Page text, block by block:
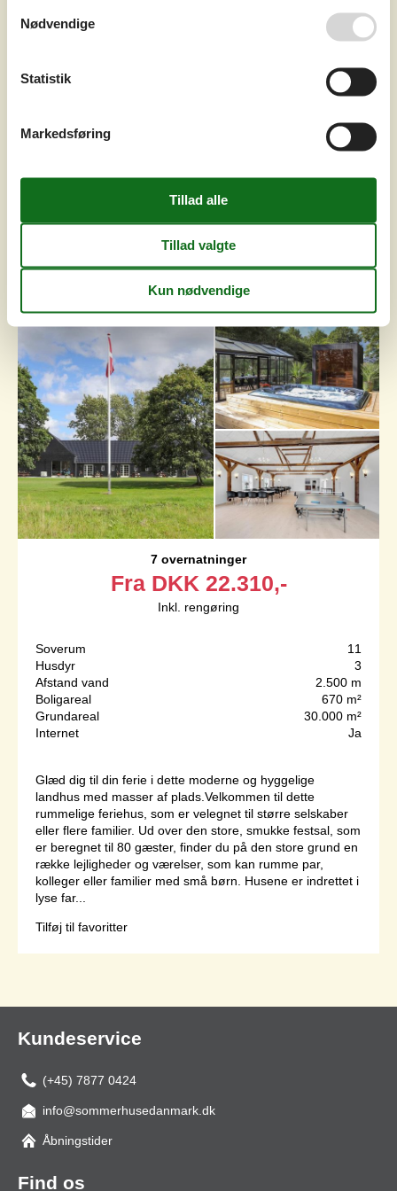
I dejlig landlig idyl ligger dette hyggelige landsted med
tilhørende aktivitetsrum på en dejlig, opvokset stor
aktivitetsrummet kan I dyste ved poolbordet i airhockey
på landstedet li...
Blåhøjvej - Filskov - 7200 - Grindsted
Emne nr.:130-P85095
7 overnatninger
Fra DKK 22.310,-
Inkl. rengøring
Soverum
11
Husdyr
3
Afstand vand
2.500 m
Boligareal
670 m²
Grundareal
30.000 m²
Internet
Ja
Glæd dig til din ferie i dette moderne og hyggelige
landhus med masser af plads.Velkommen til dette
rummelige feriehus, som er velegnet til større selskaber
eller flere familier. Ud over den store, smukke festsal, som
er beregnet til 80 gæster, finder du på den store grund en
række lejligheder og værelser, som kan rumme par,
kolleger eller familier med små børn. Husene er indrettet i
lyse far...
Tilføj til favoritter
Kundeservice
(+45) 7877 0424
info@sommerhusedanmark.dk
Åbningstider
Find os
Nødvendige
Statistik
Markedsføring